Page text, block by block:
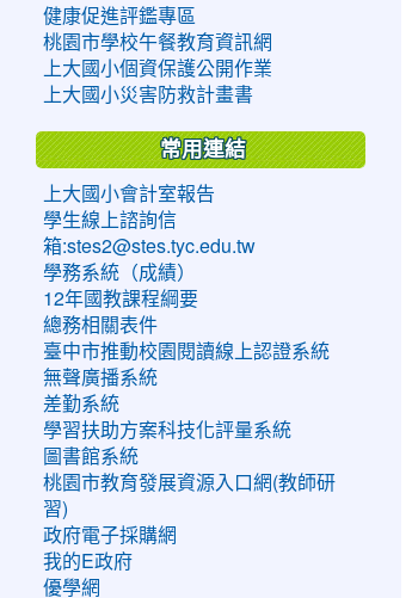
健康促進評鑑專區
桃園市學校午餐教育資訊網
上大國小個資保護公開作業
上大國小災害防救計畫書
常用連結
上大國小會計室報告
學生線上諮詢信
箱:stes2@stes.tyc.edu.tw
學務系統（成績）
12年國教課程綱要
總務相關表件
臺中市推動校園閱讀線上認證系統
無聲廣播系統
差勤系統
學習扶助方案科技化評量系統
圖書館系統
桃園市教育發展資源入口網(教師研
習)
政府電子採購網
我的E政府
優學網